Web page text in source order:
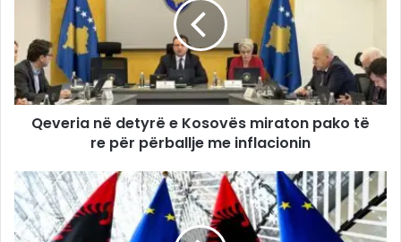
Qeveria në detyrë e Kosovës miraton pako të
re për përballje me inflacionin